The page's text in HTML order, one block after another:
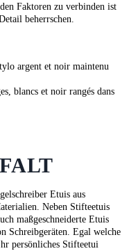
Faktoren zu verbinden ist
beherrschen.
Etuis aus
Neben Stifteetuis
maßgeschneiderte Etuis
Schreibgeräten. Egal welche
persönliches Stifteetui